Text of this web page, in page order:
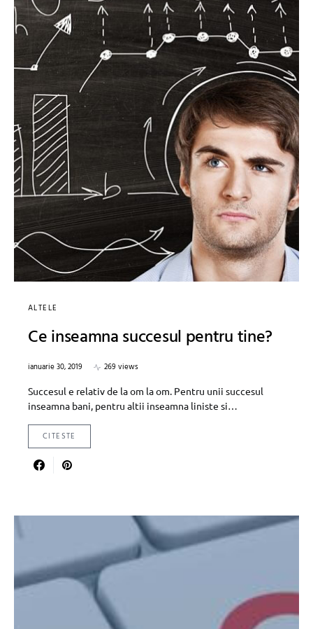
ALTELE
Ce inseamna succesul pentru tine?
ianuarie 30, 2019
269 views
Succesul e relativ de la om la om. Pentru unii succesul
inseamna bani, pentru altii inseamna liniste si…
CITESTE